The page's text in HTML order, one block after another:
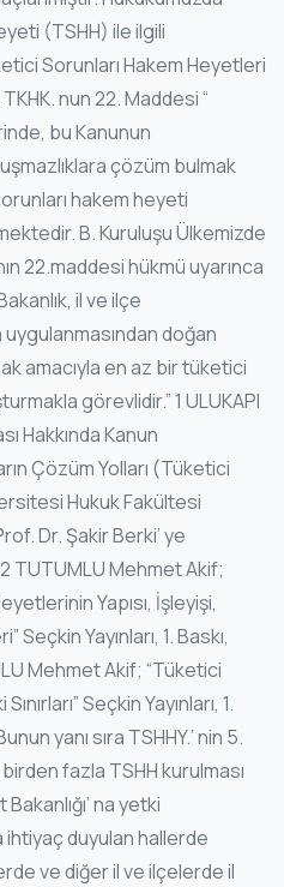
(TSHH) ile ilgili
Sorunları Hakem Heyetleri
nun 22. Maddesi “
bu Kanunun
çözüm bulmak
hakem heyeti
B. Kuruluşu Ülkemizde
22.maddesi hükmü uyarınca
il ve ilçe
doğan
amacıyla en az bir tüketici
görevlidir.” 1 ULUKAPI
Hakkında Kanun
Çözüm Yolları (Tüketici
Hukuk Fakültesi
Dr. Şakir Berki’ ye
TUTUMLU Mehmet Akif;
Yapısı, İşleyişi,
Yayınları, 1. Baskı,
Mehmet Akif; “Tüketici
Seçkin Yayınları, 1.
yanı sıra TSHHY.’ nin 5.
fazla TSHH kurulması
na yetki
ihtiyaç duyulan hallerde
ve diğer il ve ilçelerde il